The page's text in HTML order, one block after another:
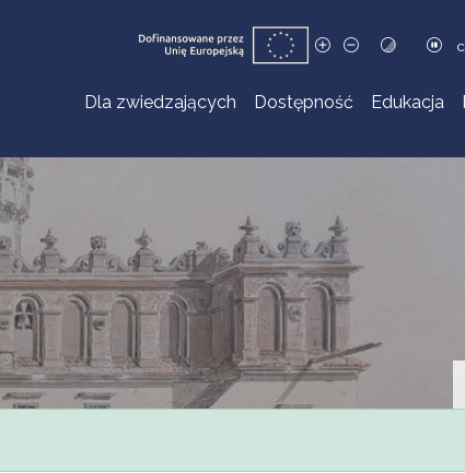
Dla zwiedzających Dostępność Edukacja